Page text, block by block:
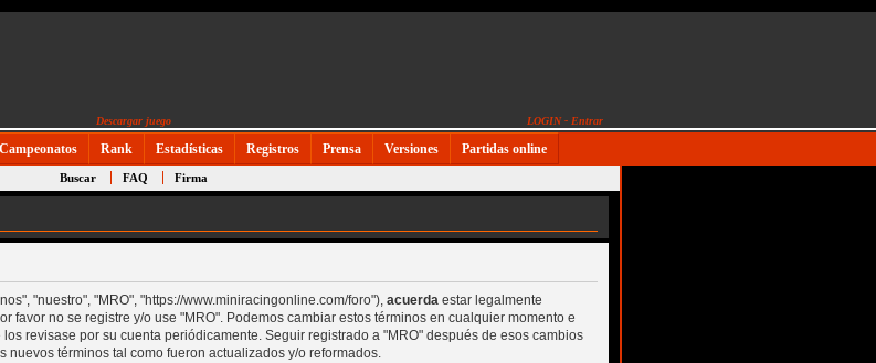
Descargar juego LOGIN - Entrar
Campeonatos Rank Estadísticas Registros Prensa Versiones Partidas online
Buscar FAQ Firma
"nuestro", "MRO", "https://www.miniracingonline.com/foro"), acuerda estar legalmente
favor no se registre y/o use "MRO". Podemos cambiar estos términos en cualquier momento e
revisase por su cuenta periódicamente. Seguir registrado a "MRO" después de esos cambios
nuevos términos tal como fueron actualizados y/o reformados.